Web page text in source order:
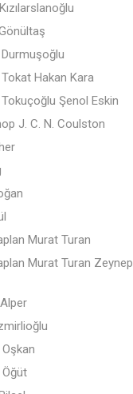
Hakan Kara
Şenol Eskin
J. C. N. Coulston
Murat Turan
Murat Turan Zeynep